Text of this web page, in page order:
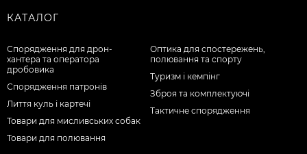
КАТАЛОГ
Спорядження для дрон-
хантера та оператора
дробовика
Спорядження патронів
Лиття куль і картечі
Товари для мисливських собак
Товари для полювання
Оптика для спостережень,
полювання та спорту
Туризм і кемпінг
Зброя та комплектуючі
Тактичне спорядження